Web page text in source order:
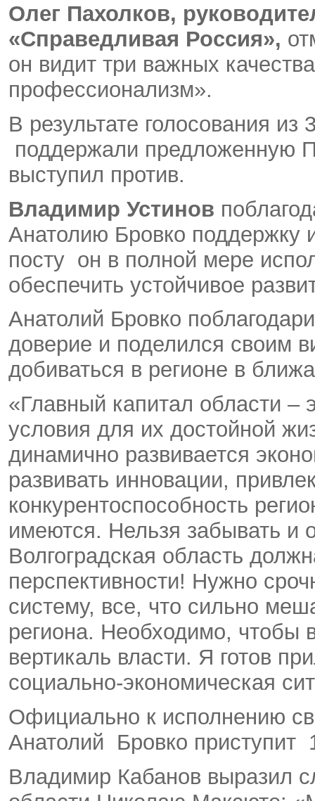
Олег Пахолков,
«Справедливая Россия»,
он видит три важных
профессионализм».
В результате голосования
поддержали предложенную
выступил против.
Владимир Устинов
Анатолию Бровко поддержку
посту он в полной мере
обеспечить устойчивое
Анатолий Бровко
доверие и поделился своим
добиваться в регионе в
«Главный капитал области –
условия для их достойной
динамично развивается
развивать инновации,
конкурентоспособность
имеются. Нельзя забывать и
Волгоградская область
перспективности! Нужно
систему, все, что сильно
региона. Необходимо, чтобы
вертикаль власти. Я готов
социально-экономическая
Официально к исполнению
Анатолий Бровко приступит
Владимир Кабанов выразил